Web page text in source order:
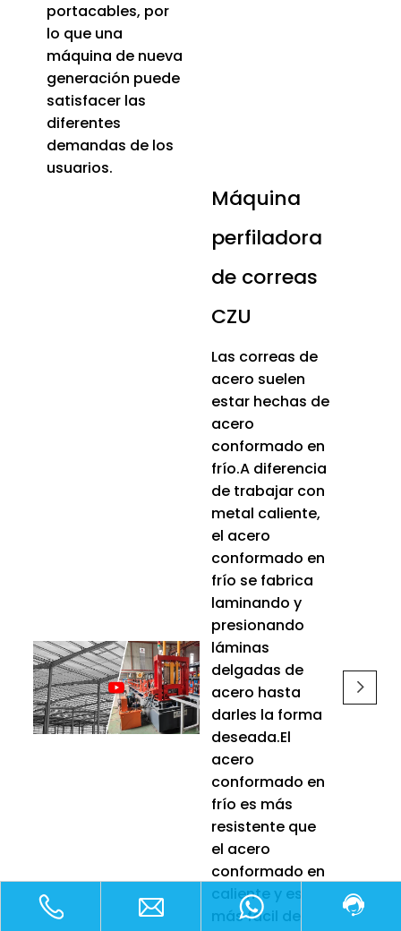
portacables, por
lo que una
máquina de nueva
generación puede
satisfacer las
diferentes
demandas de los
usuarios.
Máquina
perfiladora
de correas
CZU
Las correas de
acero suelen
estar hechas de
acero
conformado en
frío.A diferencia
de trabajar con
metal caliente,
el acero
conformado en
frío se fabrica
laminando y
presionando
láminas
delgadas de
acero hasta
darles la forma
deseada.El
acero
conformado en
frío es más
resistente que
el acero
conformado en
caliente y es
más fácil de